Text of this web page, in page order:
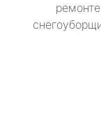
ремонте